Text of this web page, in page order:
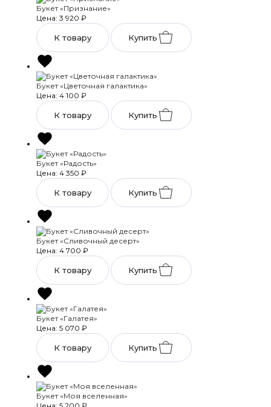
Букет «Признание»
Цена: 3 920 ₽
К товару Купить
Букет «Цветочная галактика»
Цена: 4 100 ₽
К товару Купить
Букет «Радость»
Цена: 4 350 ₽
К товару Купить
Букет «Сливочный десерт»
Цена: 4 700 ₽
К товару Купить
Букет «Галатея»
Цена: 5 070 ₽
К товару Купить
Букет «Моя вселенная»